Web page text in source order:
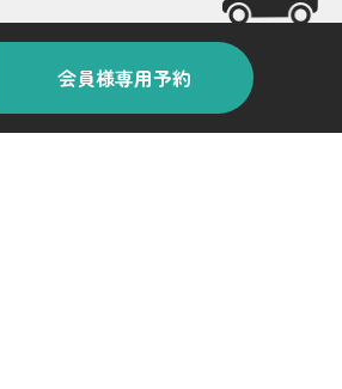
会員様専用予約